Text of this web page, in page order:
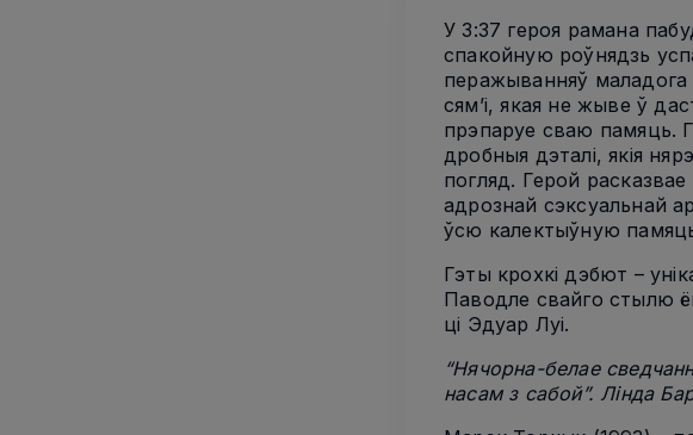
У 3:37 героя рамана
спакойную роўнядзь
перажыванняў
сям’і, якая не жыве ў
прэпаруе сваю памяць.
дробныя дэталі, якія
погляд. Герой
адрознай сэксуальнай
ўсю калектыўную памяць
Гэты крохкі дэбют –
Паводле свайго стылю
ці Эдуар Луі.
“Нячорна-белае
насам з сабой”. Лінда